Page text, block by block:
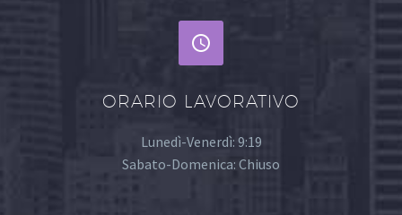


ORARIO LAVORATIVO
Lunedì-Venerdì: 9:19
Sabato-Domenica: Chiuso